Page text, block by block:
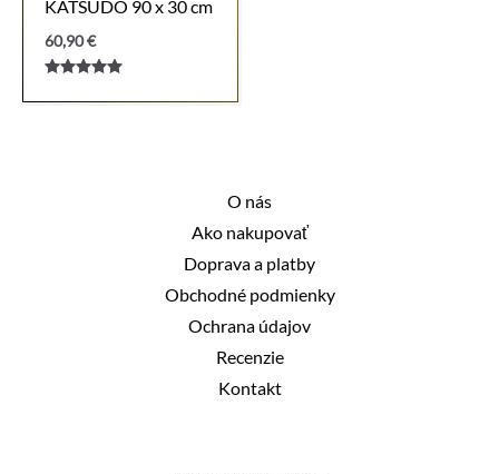
KATSUDO 90 x 30 cm
60,90€
5.00
O nás
Ako nakupovať
Doprava a platby
Obchodné podmienky
Ochrana údajov
Recenzie
Kontakt